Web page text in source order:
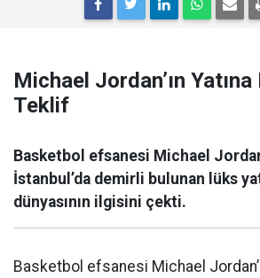
Michael Jordan’ın
Teklif
Basketbol efsanesi Michael
İstanbul’da demirli bulunan lüks
dünyasının ilgisini çekti.
Basketbol efsanesi Michael